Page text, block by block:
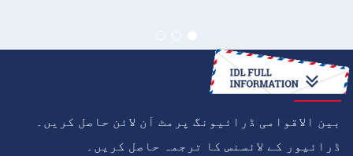
کیسے
بین الاقوامی ڈرائیونگ پرمٹ آن لائن حاصل کریں۔
ڈرائیور کے لائسنس کا ترجمہ حاصل کریں۔